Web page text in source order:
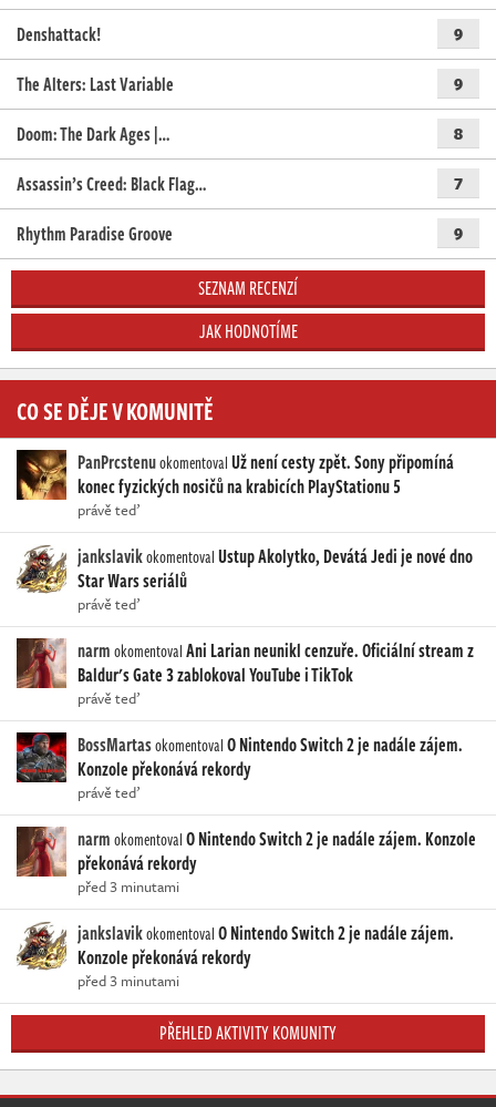
Denshattack! 9
The Alters: Last Variable 9
Doom: The Dark Ages |… 8
Assassin’s Creed: Black Flag… 7
Rhythm Paradise Groove 9
SEZNAM RECENZÍ
JAK HODNOTÍME
CO SE DĚJE V KOMUNITĚ
PanPrcstenuokomentovalUž není cesty zpět. Sony připomíná
konec fyzických nosičů na krabicích PlayStationu 5
právě teď
jankslavikokomentovalUstup Akolytko, Devátá Jedi je nové dno
Star Wars seriálů
právě teď
narmokomentovalAni Larian neunikl cenzuře. Oficiální stream z
Baldur's Gate 3 zablokoval YouTube i TikTok
právě teď
BossMartasokomentovalO Nintendo Switch 2 je nadále zájem.
Konzole překonává rekordy
právě teď
narmokomentovalO Nintendo Switch 2 je nadále zájem. Konzole
překonává rekordy
před 3 minutami
jankslavikokomentovalO Nintendo Switch 2 je nadále zájem.
Konzole překonává rekordy
před 3 minutami
PŘEHLED AKTIVITY KOMUNITY